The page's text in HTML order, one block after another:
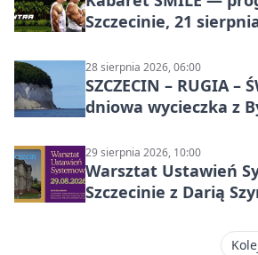
Szczecinie, 21
28 sierpnia 2026, 06:00
SZCZECIN – RUGIA –
dniowa wycieczka z
29 sierpnia 2026, 10:00
Warsztat Ustawień
Szczecinie z Darią